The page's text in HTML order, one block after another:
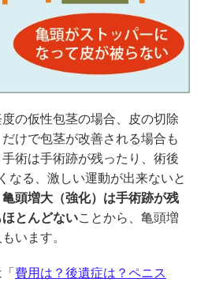
の仮性包茎の場合、皮の切除
けで包茎が改善される場合も
術は手術跡が残ったり、術後
なる、激しい運動が出来ないと
亀頭増大（強化）は手術跡が残
とんどないことから、亀頭増
います。
費用は？後遺症は？ペニス